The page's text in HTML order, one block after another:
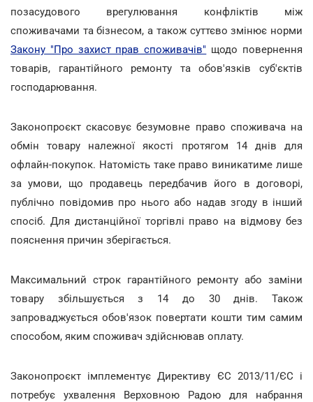
позасудового врегулювання конфліктів між
споживачами та бізнесом, а також суттєво змінює норми
Закону "Про захист прав споживачів" щодо повернення
товарів, гарантійного ремонту та обов'язків суб'єктів
господарювання.
Законопроєкт скасовує безумовне право споживача на
обмін товару належної якості протягом 14 днів для
офлайн-покупок. Натомість таке право виникатиме лише
за умови, що продавець передбачив його в договорі,
публічно повідомив про нього або надав згоду в інший
спосіб. Для дистанційної торгівлі право на відмову без
пояснення причин зберігається.
Максимальний строк гарантійного ремонту або заміни
товару збільшується з 14 до 30 днів. Також
запроваджується обов'язок повертати кошти тим самим
способом, яким споживач здійснював оплату.
Законопроєкт імплементує Директиву ЄС 2013/11/ЄС і
потребує ухвалення Верховною Радою для набрання